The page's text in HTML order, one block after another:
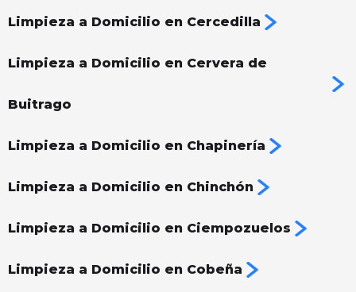
Limpieza a Domicilio en Cercedilla
Limpieza a Domicilio en Cervera de
Buitrago
Limpieza a Domicilio en Chapinería
Limpieza a Domicilio en Chinchón
Limpieza a Domicilio en Ciempozuelos
Limpieza a Domicilio en Cobeña